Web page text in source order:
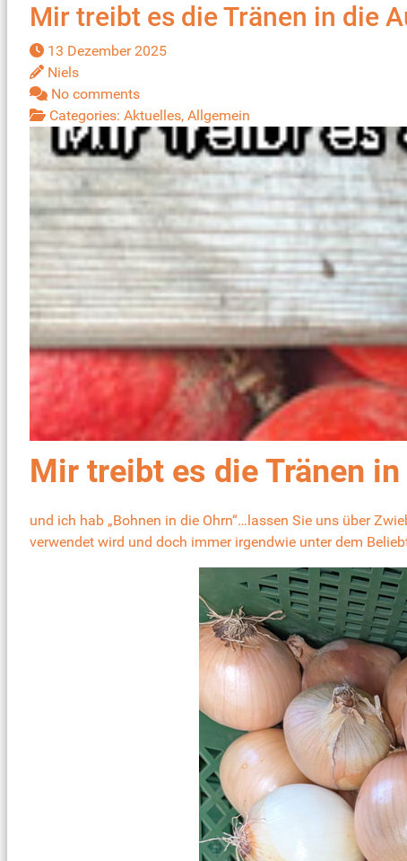
Mir treibt es die Tränen in die
13 Dezember 2025
Niels
No comments
Categories: Aktuelles, Allgemein
Mir treibt es die Tränen
und ich hab „Bohnen in die Ohrn“…lassen Sie uns über
verwendet wird und doch immer irgendwie unter dem